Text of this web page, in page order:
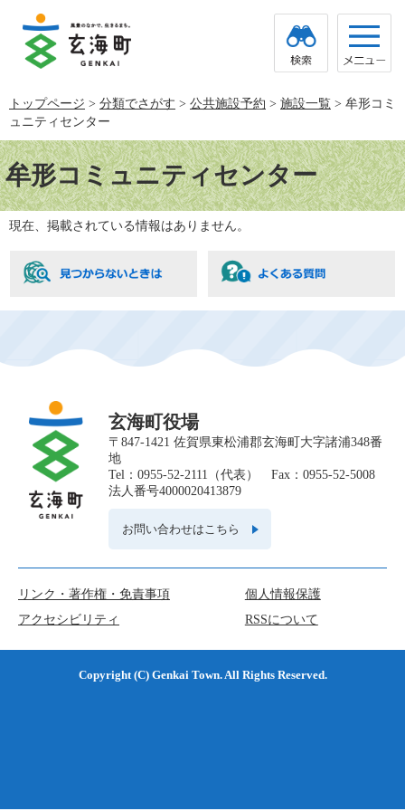
で
す。
ば
し
て
本
文
へ
トップページ > 分類でさがす > 公共施設予約 > 施設一覧 > 牟形コミ
ュニティセンター
本
文牟形コミュニティセンター
現在、掲載されている情報はありません。
玄海町役場
〒847-1421 佐賀県東松浦郡玄海町大字諸浦348番
地
Tel：0955-52-2111（代表） Fax：0955-52-5008
法人番号4000020413879
お問い合わせはこちら
リンク・著作権・免責事項
個人情報保護
アクセシビリティ
RSSについて
Copyright (C) Genkai Town. All Rights Reserved.